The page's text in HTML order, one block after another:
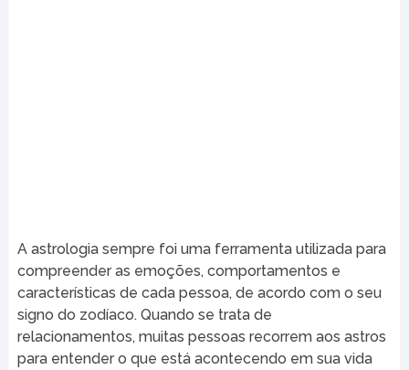
A astrologia sempre foi uma ferramenta utilizada para
compreender as emoções, comportamentos e
características de cada pessoa, de acordo com o seu
signo do zodíaco. Quando se trata de
relacionamentos, muitas pessoas recorrem aos astros
para entender o que está acontecendo em sua vida